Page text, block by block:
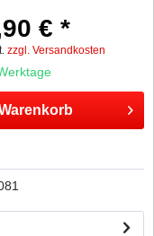
€ *
zzgl. Versandkosten